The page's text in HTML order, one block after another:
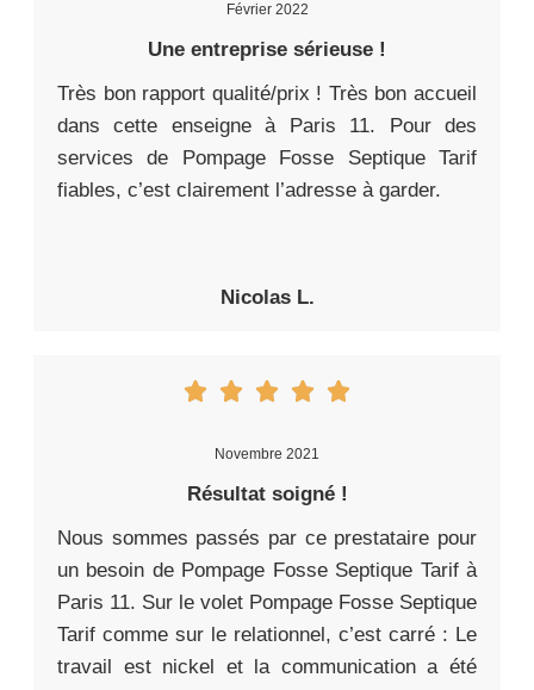
Février 2022
Une entreprise sérieuse !
Très bon rapport qualité/prix ! Très bon accueil
dans cette enseigne à Paris 11. Pour des
services de Pompage Fosse Septique Tarif
fiables, c’est clairement l’adresse à garder.
Nicolas L.
Novembre 2021
Résultat soigné !
Nous sommes passés par ce prestataire pour
un besoin de Pompage Fosse Septique Tarif à
Paris 11. Sur le volet Pompage Fosse Septique
Tarif comme sur le relationnel, c’est carré : Le
travail est nickel et la communication a été